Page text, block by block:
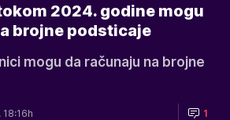
2024. godine mogu
brojne podsticaje
mogu da računaju na brojne
1